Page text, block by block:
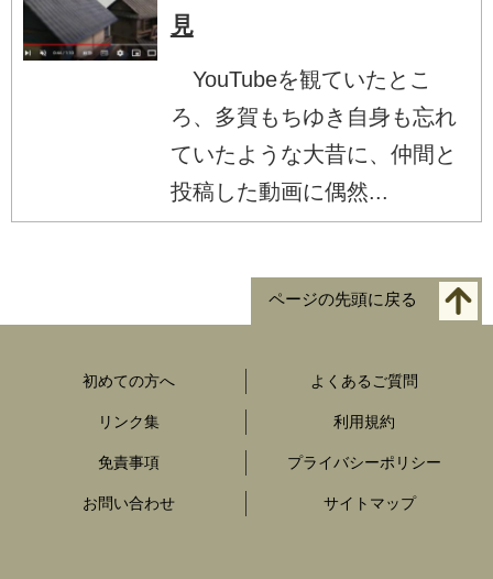
見
YouTubeを観ていたとこ
ろ、多賀もちゆき自身も忘れ
ていたような大昔に、仲間と
投稿した動画に偶然...
ページの先頭に戻る
初めての方へ よくあるご質問
リンク集 利用規約
免責事項 プライバシーポリシー
お問い合わせ サイトマップ